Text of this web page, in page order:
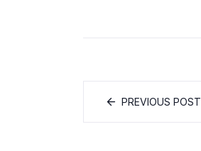
PREVIOUS POST